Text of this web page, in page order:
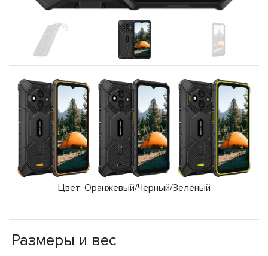
Цвет: Оранжевый/Чёрный/Зелёный
Размеры и вес